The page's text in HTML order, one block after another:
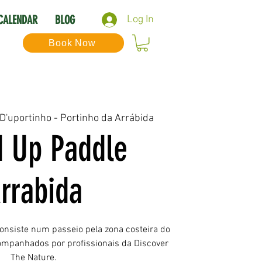
Log In
BLOG
Book Now
- Portinho da Arrábida
Up Paddle
num passeio pela zona costeira do
por profissionais da Discover
The Nature.